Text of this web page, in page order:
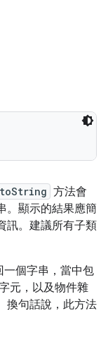
toString 方法會
。顯示的結果應簡
訊。建議所有子類
一個字串，當中包
元，以及物件雜
換句話說，此方法